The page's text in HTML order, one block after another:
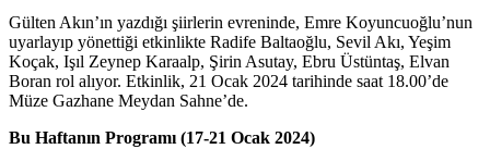
Gülten Akın’ın yazdığı şiirlerin evreninde, Emre Koyuncuoğlu’nun
uyarlayıp yönettiği etkinlikte Radife Baltaoğlu, Sevil Akı, Yeşim
Koçak, Işıl Zeynep Karaalp, Şirin Asutay, Ebru Üstüntaş, Elvan
Boran rol alıyor. Etkinlik, 21 Ocak 2024 tarihinde saat 18.00’de
Müze Gazhane Meydan Sahne’de.
Bu Haftanın Programı (17-21 Ocak 2024)